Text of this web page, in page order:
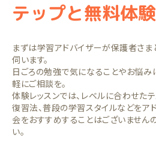
テップと無料体験
まずは学習アドバイザーが保護者さま
伺います。
日ごろの勉強で気になることやお悩み
軽にご相談を。
体験レッスンでは、レベルに合わせた
復習法、普段の学習スタイルなどをア
会をおすすめすることはございません
い。